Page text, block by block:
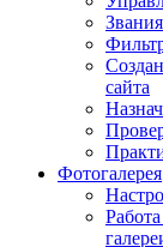
сайта
Фотогалерея